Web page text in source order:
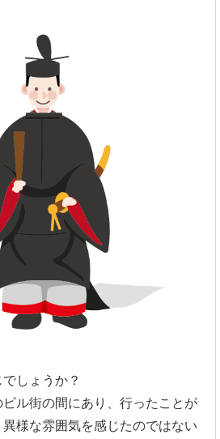
しょうか？
ル街の間にあり、 行ったことが
様な雰囲気を感じたのではない